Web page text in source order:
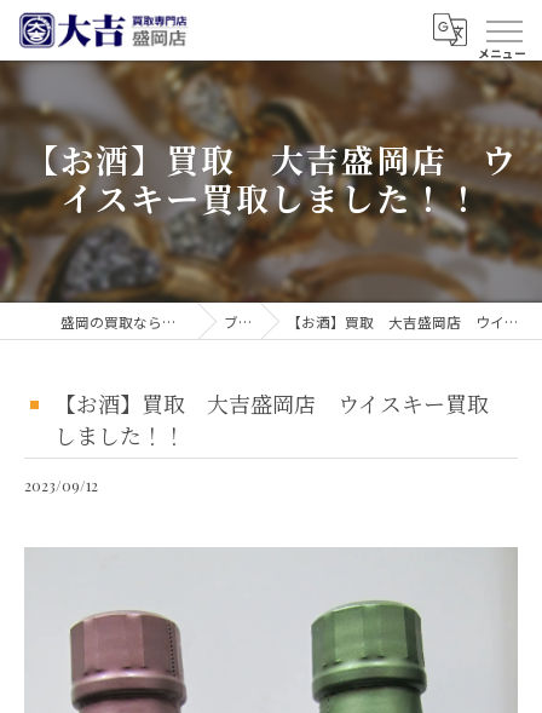
【お酒】買取 大吉盛岡店 ウ
イスキー買取しました！！
盛岡の買取なら買取大吉 盛岡店 ブログ 【お酒】買取 大吉盛岡店 ウイスキー買取しました！！
【お酒】買取 大吉盛岡店 ウイスキー買取
しました！！
2023/09/12